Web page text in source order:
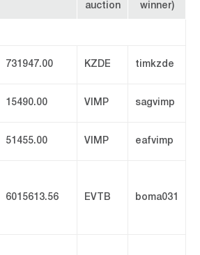
auction
winner)
731947.00 KZDE timkzde
15490.00 VIMP sagvimp
51455.00 VIMP eafvimp
6015613.56 EVTB boma031